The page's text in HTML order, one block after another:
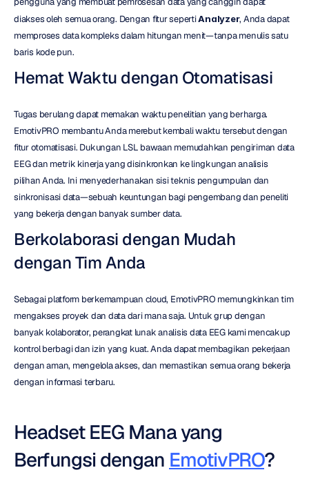
diakses oleh semua orang. Dengan fitur seperti Analyzer, Anda dapat
memproses data kompleks dalam hitungan menit—tanpa menulis satu
baris kode pun.
Hemat Waktu dengan Otomatisasi
Tugas berulang dapat memakan waktu penelitian yang berharga.
EmotivPRO membantu Anda merebut kembali waktu tersebut dengan
fitur otomatisasi. Dukungan LSL bawaan memudahkan pengiriman data
EEG dan metrik kinerja yang disinkronkan ke lingkungan analisis
pilihan Anda. Ini menyederhanakan sisi teknis pengumpulan dan
sinkronisasi data—sebuah keuntungan bagi pengembang dan peneliti
yang bekerja dengan banyak sumber data.
Berkolaborasi dengan Mudah
dengan Tim Anda
Sebagai platform berkemampuan cloud, EmotivPRO memungkinkan tim
mengakses proyek dan data dari mana saja. Untuk grup dengan
banyak kolaborator, perangkat lunak analisis data EEG kami mencakup
kontrol berbagi dan izin yang kuat. Anda dapat membagikan pekerjaan
dengan aman, mengelola akses, dan memastikan semua orang bekerja
dengan informasi terbaru.
Headset EEG Mana yang
Berfungsi dengan EmotivPRO?